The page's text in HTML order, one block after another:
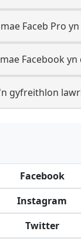
Faceb Pro
Facebook
gyfreithlon
Facebook
Instagram
Twitter